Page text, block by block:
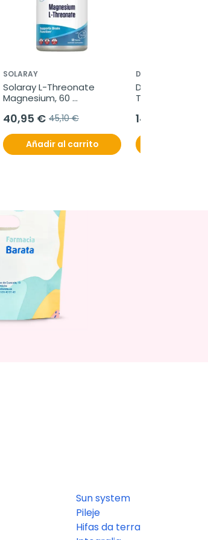
SOLARAY
Solaray L-Threonate
Magnesium, 60
40,95 € 45,10 €
Añadir al carrito
DODOT
Dodot Pañal
Talla 4 10-15kg,
14,50 €
Sun system
Pileje
Hifas da terra